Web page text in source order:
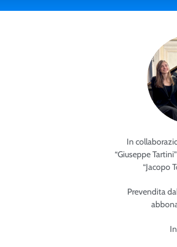
In
“Giuseppe
“Jacopo
Prevendita